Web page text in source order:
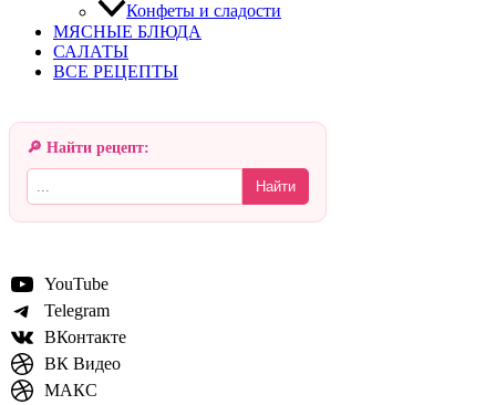
Конфеты и сладости
МЯСНЫЕ БЛЮДА
САЛАТЫ
ВСЕ РЕЦЕПТЫ
🔎 Найти рецепт:
Найти
YouTube
Telegram
ВКонтакте
ВК Видео
МАКС